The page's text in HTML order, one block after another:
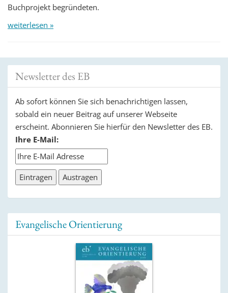
Buchprojekt begründeten.
weiterlesen »
Newsletter des EB
Ab sofort können Sie sich benachrichtigen lassen,
sobald ein neuer Beitrag auf unserer Webseite
erscheint. Abonnieren Sie hierfür den Newsletter des EB.
Ihre E-Mail:
Evangelische Orientierung